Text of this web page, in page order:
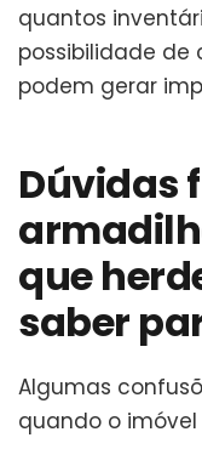
quantos
possibilidade de
podem gerar
Dúvidas
que
saber
Algumas
quando o